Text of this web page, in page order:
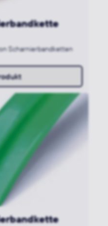
Scharnierbandketten